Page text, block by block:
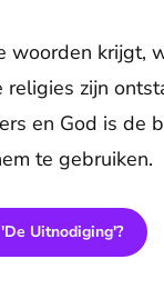
woorden krijgt,
zijn
en God is de
te gebruiken.
Uitnodiging'?